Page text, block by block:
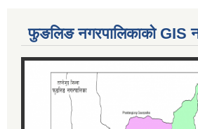
फुङलिङ नगरपालिकाको GIS